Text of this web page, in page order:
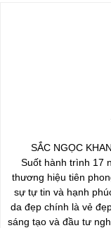
SẮC NGỌC
Suốt hành trình 17
thương hiệu tiên
sự tự tin và hạnh
da đẹp chính là vẻ
sáng tạo và đầu tư